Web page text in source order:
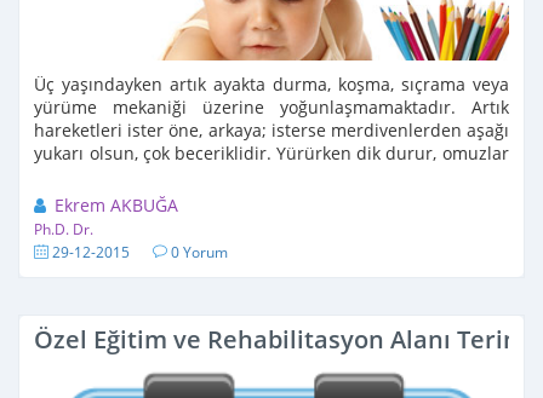
Üç yaşındayken artık ayakta durma, koşma, sıçrama veya
yürüme mekaniği üzerine yoğunlaşmamaktadır. Artık
hareketleri ister öne, arkaya; isterse merdivenlerden aşağı
yukarı olsun, çok beceriklidir. Yürürken dik durur, omuzlar
Ekrem AKBUĞA
Ph.D. Dr.
29-12-2015 0 Yorum
Özel Eğitim ve Rehabilitasyon Alanı